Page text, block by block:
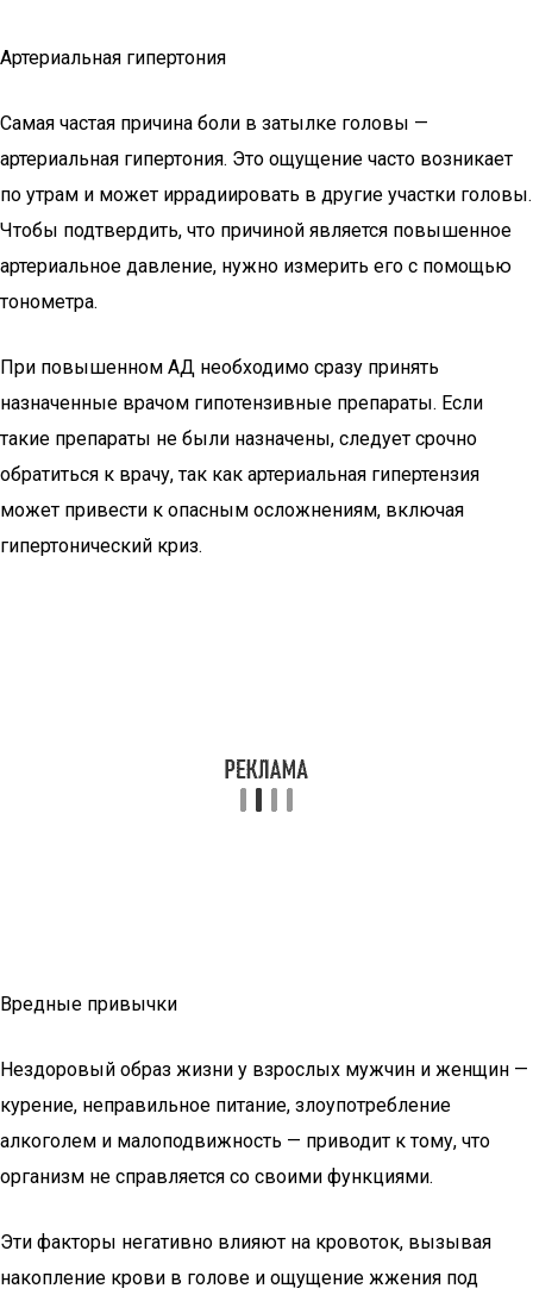
Артериальная гипертония
Самая частая причина боли в затылке головы —
артериальная гипертония. Это ощущение часто возникает
по утрам и может иррадиировать в другие участки головы.
Чтобы подтвердить, что причиной является повышенное
артериальное давление, нужно измерить его с помощью
тонометра.
При повышенном АД необходимо сразу принять
назначенные врачом гипотензивные препараты. Если
такие препараты не были назначены, следует срочно
обратиться к врачу, так как артериальная гипертензия
может привести к опасным осложнениям, включая
гипертонический криз.
Вредные привычки
Нездоровый образ жизни у взрослых мужчин и женщин —
курение, неправильное питание, злоупотребление
алкоголем и малоподвижность — приводит к тому, что
организм не справляется со своими функциями.
Эти факторы негативно влияют на кровоток, вызывая
накопление крови в голове и ощущение жжения под